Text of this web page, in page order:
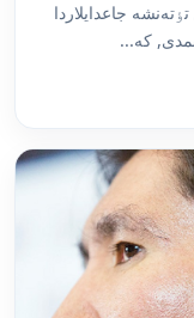
جاعدايلاردا
كە...